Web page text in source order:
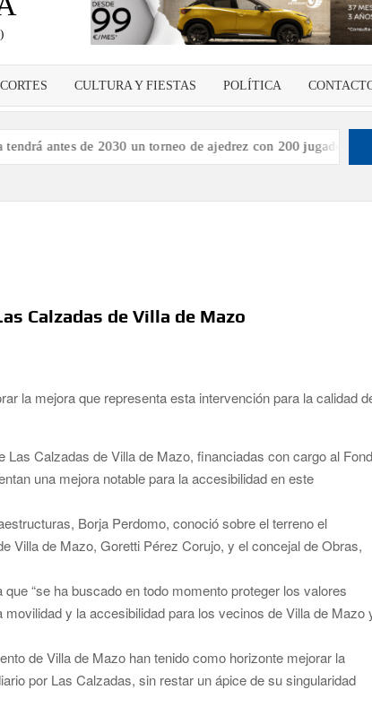
CORTES CULTURA Y FIESTAS POLÍTICA
de 2030 un torneo de ajedrez con 200 jugadores”
Calzadas de Villa de Mazo
la mejora que representa esta intervención para la calidad
Las Calzadas de Villa de Mazo, financiadas con cargo al
una mejora notable para la accesibilidad en este
Borja Perdomo, conoció sobre el terreno el
Villa de Mazo, Goretti Pérez Corujo, y el concejal de Obras,
“se ha buscado en todo momento proteger los valores
y la accesibilidad para los vecinos de Villa de Mazo
de Villa de Mazo han tenido como horizonte mejorar la
por Las Calzadas, sin restar un ápice de su singularidad